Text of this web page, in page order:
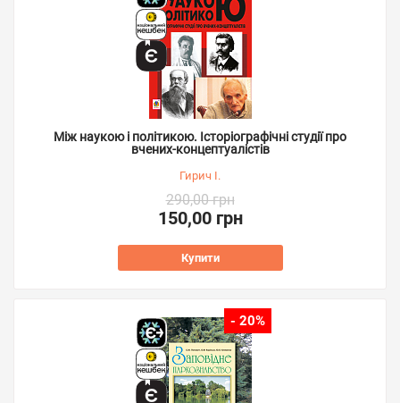
Між наукою і політикою. Історіографічні студії про
вчених-концептуалістів
Гирич І.
290,00 грн
150,00 грн
Купити
- 20%